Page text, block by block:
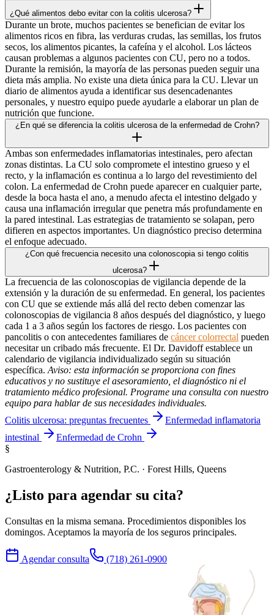
¿Qué alimentos debo evitar con la colitis ulcerosa?
Durante un brote, muchos pacientes se benefician de evitar los
alimentos ricos en fibra, las verduras crudas, las semillas, los frutos
secos, los alimentos picantes, la cafeína y el alcohol. Los lácteos
causan problemas a algunos pacientes con CU, pero no a todos.
Durante la remisión, la mayoría de las personas pueden seguir una
dieta más amplia. No existe una dieta única para la CU. Llevar un
diario de alimentos ayuda a identificar sus desencadenantes
personales, y nuestro equipo puede ayudarle a elaborar un plan de
nutrición que funcione.
¿En qué se diferencia la colitis ulcerosa de la enfermedad de Crohn?
Ambas son enfermedades inflamatorias intestinales, pero afectan
zonas distintas. La CU solo compromete el intestino grueso y el
recto, y la inflamación es continua a lo largo del revestimiento del
colon. La enfermedad de Crohn puede aparecer en cualquier parte,
desde la boca hasta el ano, a menudo afecta el intestino delgado y
causa una inflamación irregular que penetra más profundamente en
la pared intestinal. Las estrategias de tratamiento se solapan, pero
difieren en aspectos importantes. Un diagnóstico preciso determina
el enfoque adecuado.
¿Con qué frecuencia necesito una colonoscopia si tengo colitis
ulcerosa?
La frecuencia de las colonoscopias de vigilancia depende de la
extensión y la duración de su enfermedad. En general, los pacientes
con CU que se extiende más allá del recto deben comenzar las
colonoscopias de vigilancia 8 años después del diagnóstico, y luego
cada 1 a 3 años según los factores de riesgo. Los pacientes con
pancolitis o con antecedentes familiares de cáncer colorrectal pueden
necesitar un cribado más frecuente. El Dr. Davidoff establece un
calendario de vigilancia individualizado según su situación
específica. Aviso: esta información se proporciona con fines
educativos y no sustituye el asesoramiento, el diagnóstico ni el
tratamiento médico profesional. Programe una consulta con nuestro
equipo para hablar de sus necesidades individuales.
Colitis ulcerosa: preguntas frecuentes
Enfermedad inflamatoria
intestinal
Enfermedad de Crohn
§
Gastroenterology & Nutrition, P.C. · Forest Hills, Queens
¿Listo para agendar su cita?
Consultas en la misma semana. Procedimientos disponibles los
domingos. Aceptamos la mayoría de los seguros principales.
Agendar consulta (718) 261-0900